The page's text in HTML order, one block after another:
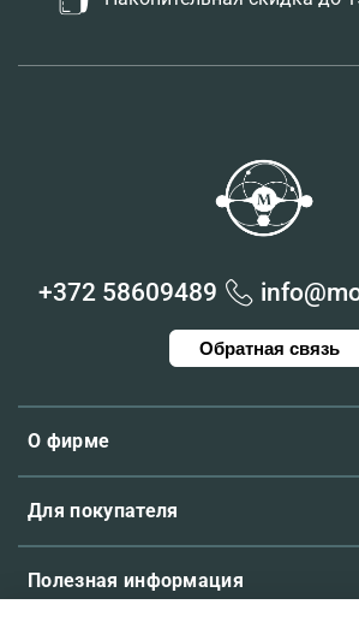
О фирме
Для покупателя
Полезная информация
+372 58609489
Обратная связь